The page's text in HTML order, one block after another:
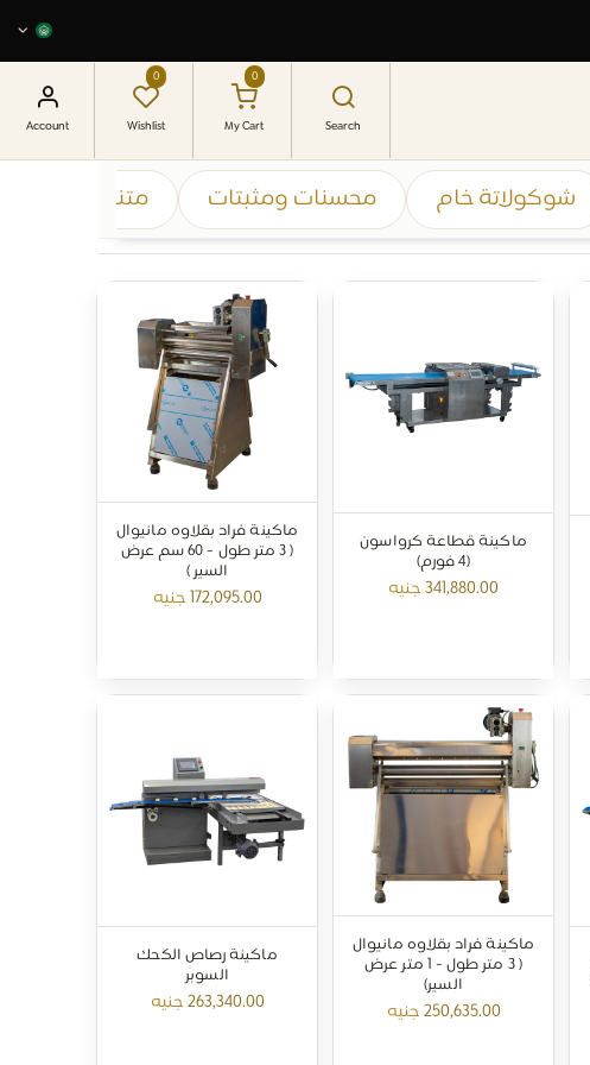
Search
0
My Cart
0
Wishlist
Account
شوكولاتة خام محسنات ومثبتات متنوع
ماكينة قطاعة كرواسون
(4 فورم)
341,880.00جنيه
ماكينة فراد بقلاوه مانيوال
( 3 متر طول - 60 سم عرض
السير )
172,095.00جنيه
ماكينة فراد بقلاوه مانيوال
( 3 متر طول - 1 متر عرض
السير)
250,635.00جنيه
ماكينة رصاص الكحك
السوبر
263,340.00جنيه